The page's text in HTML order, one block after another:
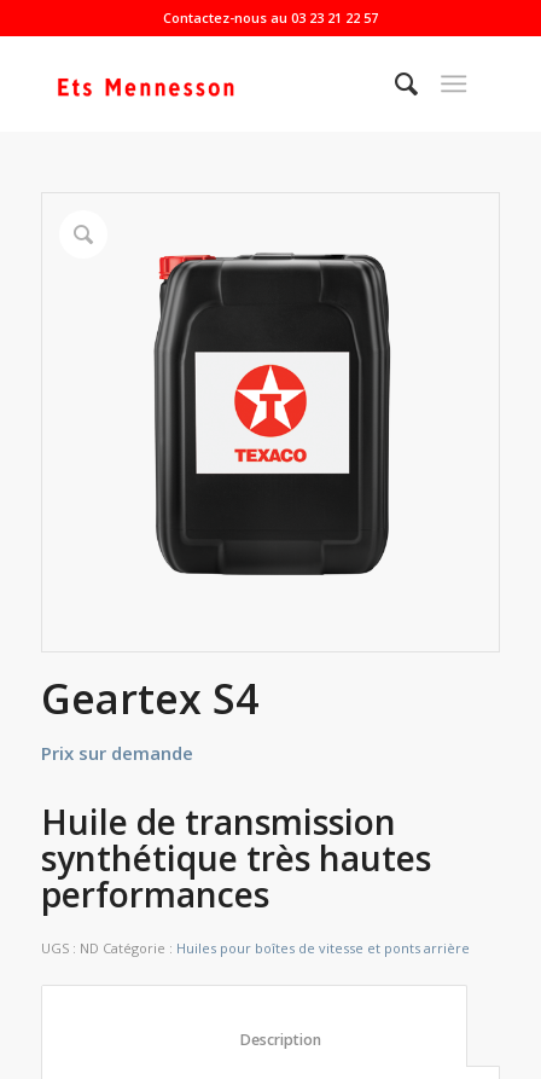
Contactez-nous au 03 23 21 22 57
Geartex S4
Prix sur demande
Huile de transmission
synthétique très hautes
performances
UGS : ND Catégorie : Huiles pour boîtes de vitesse et ponts arrière